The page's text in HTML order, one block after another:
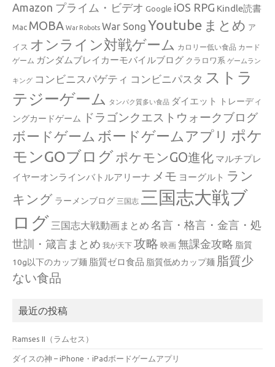
Amazon プライム・ビデオ Google iOS RPG Kindle読書
Mac MOBA War Robots War Song Youtube まとめ ア
イス オンライン対戦ゲーム カロリー低い食品 カード
ゲーム ガンダムブレイカーモバイルブログ クラロワ系 ゲームラン
キング コンビニスパゲティ コンビニパスタ ストラ
テジーゲーム
タンパク質多い食品 ダイエット
トレーディ
ングカードゲーム
ドラゴンクエストウォークブログ
ボードゲーム ボードゲームアプリ ポケ
モンGOブログポケモンGO進化 マルチプレ
イヤーオンラインバトルアリーナ メモ ヨーグルト ラン
キング ラーメンブログ 三国志 三国志大戦ブ
ログ 三国志大戦動画まとめ 名言・格言・金言・処
世訓・箴言まとめ 我が天下 攻略 映画 無課金攻略 脂質
10g以下のカップ麺 脂質ゼロ食品 脂質低めカップ麺 脂質少
ない食品
最近の投稿
Ramses II（ラムセス）
ダイスの神 – iPhone・iPadボードゲームアプリ